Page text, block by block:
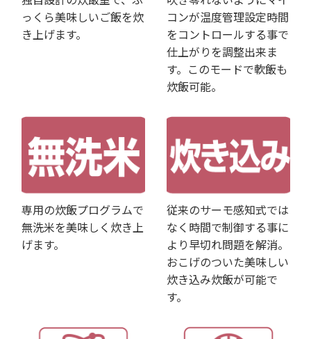
っくら美味しいご飯を炊
き上げます。
コンが温度管理設定時間
をコントロールする事で
仕上がりを調整出来ま
す。このモードで軟飯も
炊飯可能。
専用の炊飯プログラムで
無洗米を美味しく炊き上
げます。
従来のサーモ感知式では
なく時間で制御する事に
より早切れ問題を解消。
おこげのついた美味しい
炊き込み炊飯が可能で
す。